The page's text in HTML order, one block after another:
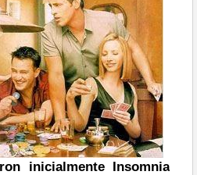
inicialmente Insomnia